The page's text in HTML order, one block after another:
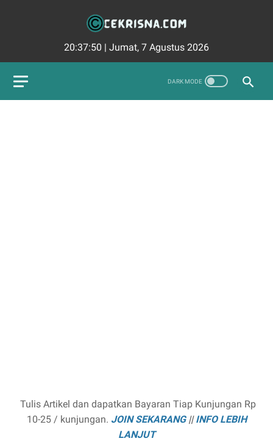
20:37:51 | Jumat, 7 Agustus 2026
Tulis Artikel dan dapatkan Bayaran Tiap Kunjungan Rp
10-25 / kunjungan. JOIN SEKARANG||INFO LEBIH
LANJUT